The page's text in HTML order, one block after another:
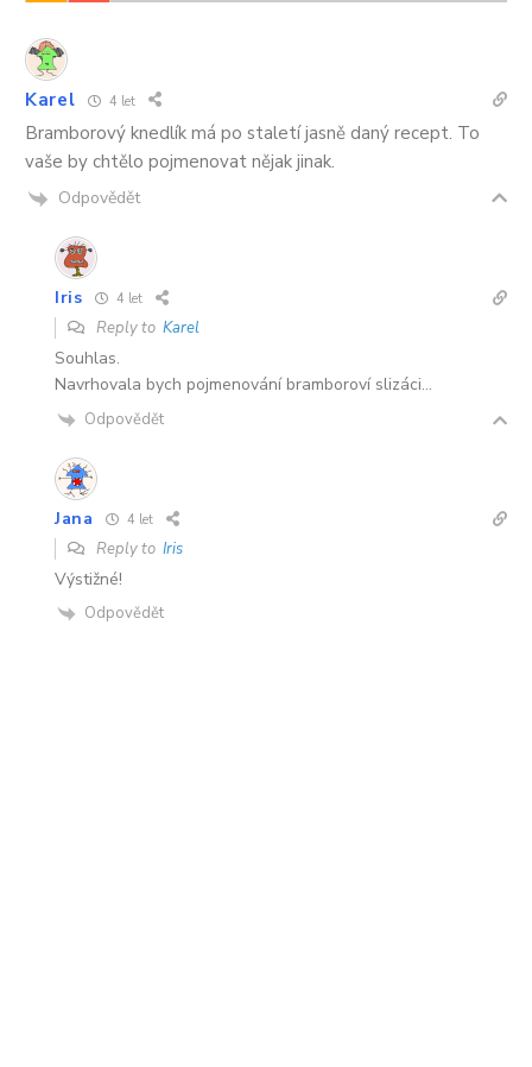
Karel 4 let
Bramborový knedlík má po staletí jasně daný recept. To
vaše by chtělo pojmenovat nějak jinak.
Odpovědět
Iris 4 let
Reply to Karel
Souhlas.
Navrhovala bych pojmenování bramboroví slizáci…
Odpovědět
Jana 4 let
Reply to Iris
Výstižné!
Odpovědět